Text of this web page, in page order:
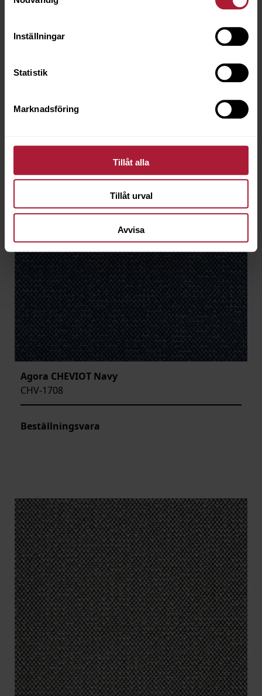
Inställningar
Statistik
Marknadsföring
Tillåt alla
Tillåt urval
Avvisa
Agora CHEVIOT Terra
Agora CHEVIOT Navy
CHV-1708
Beställningsvara